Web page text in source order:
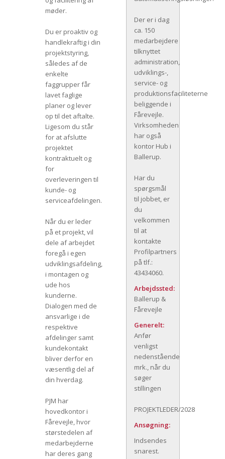
møder.
Du er proaktiv og
handlekraftig i din
projektstyring,
således af de
enkelte
faggrupper får
lavet faglige
planer og lever
op til det aftalte.
Ligesom du står
for at afslutte
projektet
kontraktuelt og
for
overleveringen til
kunde- og
serviceafdelingen.
Når du er leder
på et projekt, vil
dele af arbejdet
foregå i egen
udviklingsafdeling,
i montagen og
ude hos
kunderne.
Dialogen med de
ansvarlige i de
respektive
afdelinger samt
kundekontakt
bliver derfor en
væsentlig del af
din hverdag.
PJM har
hovedkontor i
Fårevejle, hvor
størstedelen af
medarbejderne
har deres gang
Der er i dag
ca. 150
medarbejdere
tilknyttet
administration,
udviklings-,
service- og
produktionsfaciliteterne
beliggende i
Fårevejle.
Virksomheden
har også
kontor Hub i
Ballerup.
Har du
spørgsmål
til jobbet, er
du
velkommen
til at
kontakte
Profilpartners
på tlf.:
43434060.
Arbejdssted:
Ballerup &
Fårevejle
Generelt:
Anfør
venligst
nedenstående
mrk., når du
søger
stillingen
PROJEKTLEDER/2028
Ansøgning:
Indsendes
snarest.